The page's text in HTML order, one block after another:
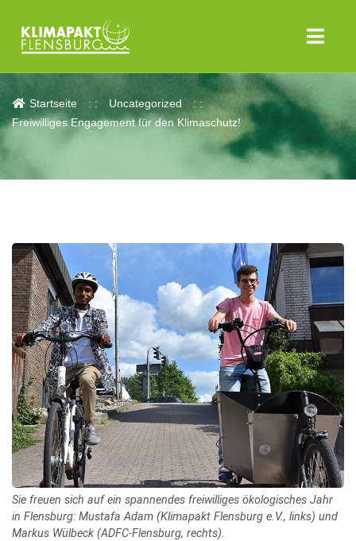
Aktuelles
Startseite
Uncategorized
Freiwilliges Engagement für den Klimaschutz!
Sie freuen sich auf ein spannendes freiwilliges ökologisches Jahr
in Flensburg: Mustafa Adam (Klimapakt Flensburg e.V., links) und
Markus Wülbeck (ADFC-Flensburg, rechts).